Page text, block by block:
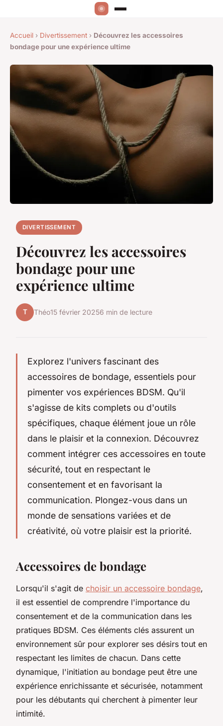
Accueil › Divertissement › Découvrez les accessoires
bondage pour une expérience ultime
DIVERTISSEMENT
Découvrez les accessoires
bondage pour une
expérience ultime
T Théo15 février 20256 min de lecture
Explorez l'univers fascinant des
accessoires de bondage, essentiels pour
pimenter vos expériences BDSM. Qu'il
s'agisse de kits complets ou d'outils
spécifiques, chaque élément joue un rôle
dans le plaisir et la connexion. Découvrez
comment intégrer ces accessoires en toute
sécurité, tout en respectant le
consentement et en favorisant la
communication. Plongez-vous dans un
monde de sensations variées et de
créativité, où votre plaisir est la priorité.
Accessoires de bondage
Lorsqu'il s'agit de choisir un accessoire bondage,
il est essentiel de comprendre l'importance du
consentement et de la communication dans les
pratiques BDSM. Ces éléments clés assurent un
environnement sûr pour explorer ses désirs tout en
respectant les limites de chacun. Dans cette
dynamique, l'initiation au bondage peut être une
expérience enrichissante et sécurisée, notamment
pour les débutants qui cherchent à pimenter leur
intimité.